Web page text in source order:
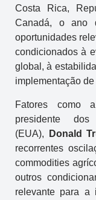
Costa Rica,
Canadá, o ano
oportunidades
condicionados à
global, à
implementação
Fatores como
presidente
(EUA),
Donald
recorrentes
commodities
outros
relevante para a